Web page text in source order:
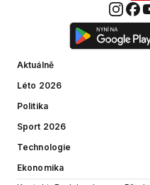
Aktuálně
Léto 2026
Politika
Sport 2026
Technologie
Ekonomika